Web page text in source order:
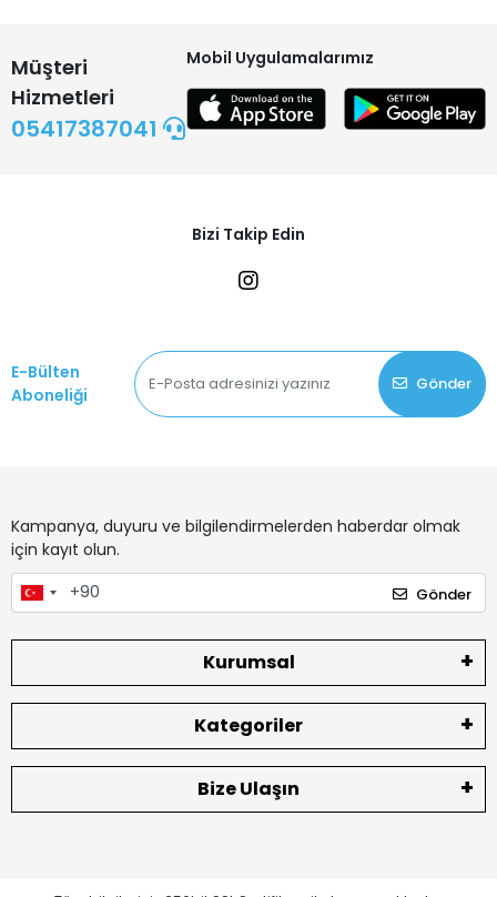
Müşteri
Hizmetleri
05417387041
Mobil Uygulamalarımız
Bizi Takip Edin
E-Bülten
Aboneliği
Gönder
Kampanya, duyuru ve bilgilendirmelerden haberdar olmak
için kayıt olun.
Gönder
Kurumsal
Kategoriler
Bize Ulaşın